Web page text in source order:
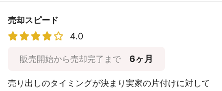
売却スピード
4.0
販売開始から売却完了まで 6ヶ月
売り出しのタイミングが決まり実家の片付けに対して